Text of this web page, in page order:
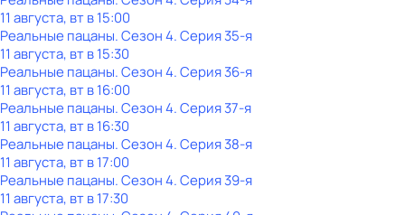
11 августа, вт в 15:00
Реальные пацаны. Сезон 4. Серия 35-я
11 августа, вт в 15:30
Реальные пацаны. Сезон 4. Серия 36-я
11 августа, вт в 16:00
Реальные пацаны. Сезон 4. Серия 37-я
11 августа, вт в 16:30
Реальные пацаны. Сезон 4. Серия 38-я
11 августа, вт в 17:00
Реальные пацаны. Сезон 4. Серия 39-я
11 августа, вт в 17:30